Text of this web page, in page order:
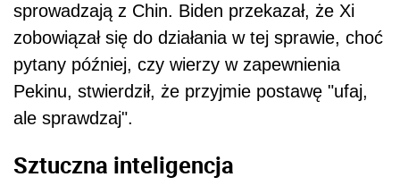
sprowadzają z Chin. Biden przekazał, że Xi
zobowiązał się do działania w tej sprawie, choć
pytany później, czy wierzy w zapewnienia
Pekinu, stwierdził, że przyjmie postawę "ufaj,
ale sprawdzaj".
Sztuczna inteligencja